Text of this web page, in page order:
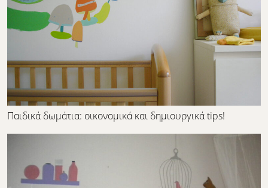
Παιδικά δωμάτια: οικονομικά και δημιουργικά tips!